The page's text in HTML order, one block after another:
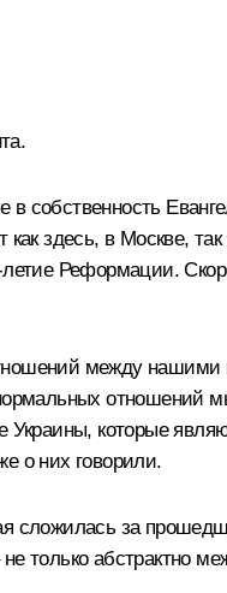
собственность
здесь, в Москве,
Реформации.
между
отношений
Украины, которые
о них говорили.
сложилась за
не только абстрактно